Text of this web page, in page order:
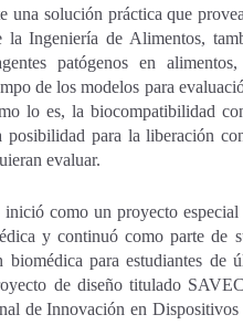
una solución práctica que
Ingeniería de Alimentos,
patógenos en
de los modelos para
lo es, la biocompatibilidad
para la liberación
evaluar.
como un proyecto especial
y continuó como parte de
para estudiantes de
de diseño titulado
de Innovación en